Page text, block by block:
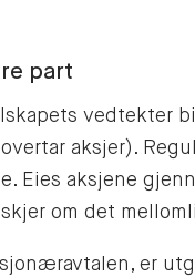
part
vedtekter
aksjer).
Eies aksjene
om det
er